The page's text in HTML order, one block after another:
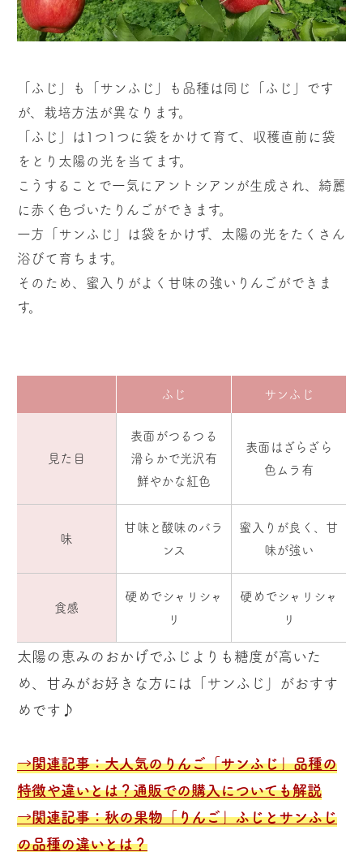
「ふじ」も「サンふじ」も品種は同じ「ふじ」です
が、栽培方法が異なります。
「ふじ」は1つ1つに袋をかけて育て、収穫直前に袋
をとり太陽の光を当てます。
こうすることで一気にアントシアンが生成され、綺麗
に赤く色づいたりんごができます。
一方「サンふじ」は袋をかけず、太陽の光をたくさん
浴びて育ちます。
そのため、蜜入りがよく甘味の強いりんごができま
す。
ふじ サンふじ
見た目
表面がつるつる
滑らかで光沢有
鮮やかな紅色
表面はざらざら
色ムラ有
味
甘味と酸味のバラ
ンス
蜜入りが良く、甘
味が強い
食感
硬めでシャリシャ
リ
硬めでシャリシャ
リ
太陽の恵みのおかげでふじよりも糖度が高いた
め、甘みがお好きな方には「サンふじ」がおすす
めです♪
→関連記事：大人気のりんご「サンふじ」品種の
特徴や違いとは？通販での購入についても解説
→関連記事：秋の果物「りんご」ふじとサンふじ
の品種の違いとは？